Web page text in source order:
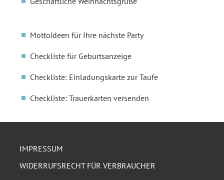
Mottoideen für Ihre nächste Party
Checkliste für Geburtsanzeige
Checkliste: Einladungskarte zur Taufe
Checkliste: Trauerkarten versenden
IMPRESSUM
WIDERRUFSRECHT FÜR VERBRAUCHER